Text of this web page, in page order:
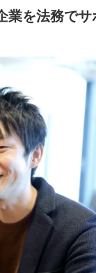
業を法務で